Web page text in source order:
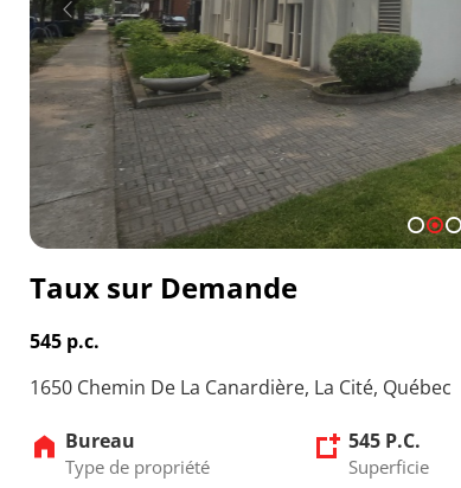
1 2 3
Taux sur Demande
545 p.c.
1650 Chemin De La Canardière, La Cité, Québec
Bureau
Type de propriété
545 P.C.
Superficie